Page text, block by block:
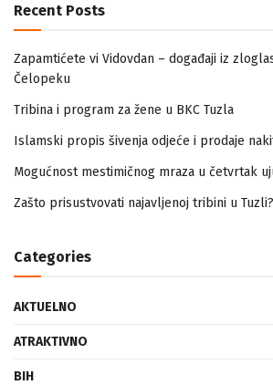
Recent Posts
Zapamtićete vi Vidovdan – događaji iz
Čelopeku
Tribina i program za žene u BKC Tuzla
Islamski propis šivenja odjeće i prodaje
Mogućnost mestimičnog mraza u četvrtak
Zašto prisustvovati najavljenoj tribini u Tuzli?
Categories
AKTUELNO
ATRAKTIVNO
BIH